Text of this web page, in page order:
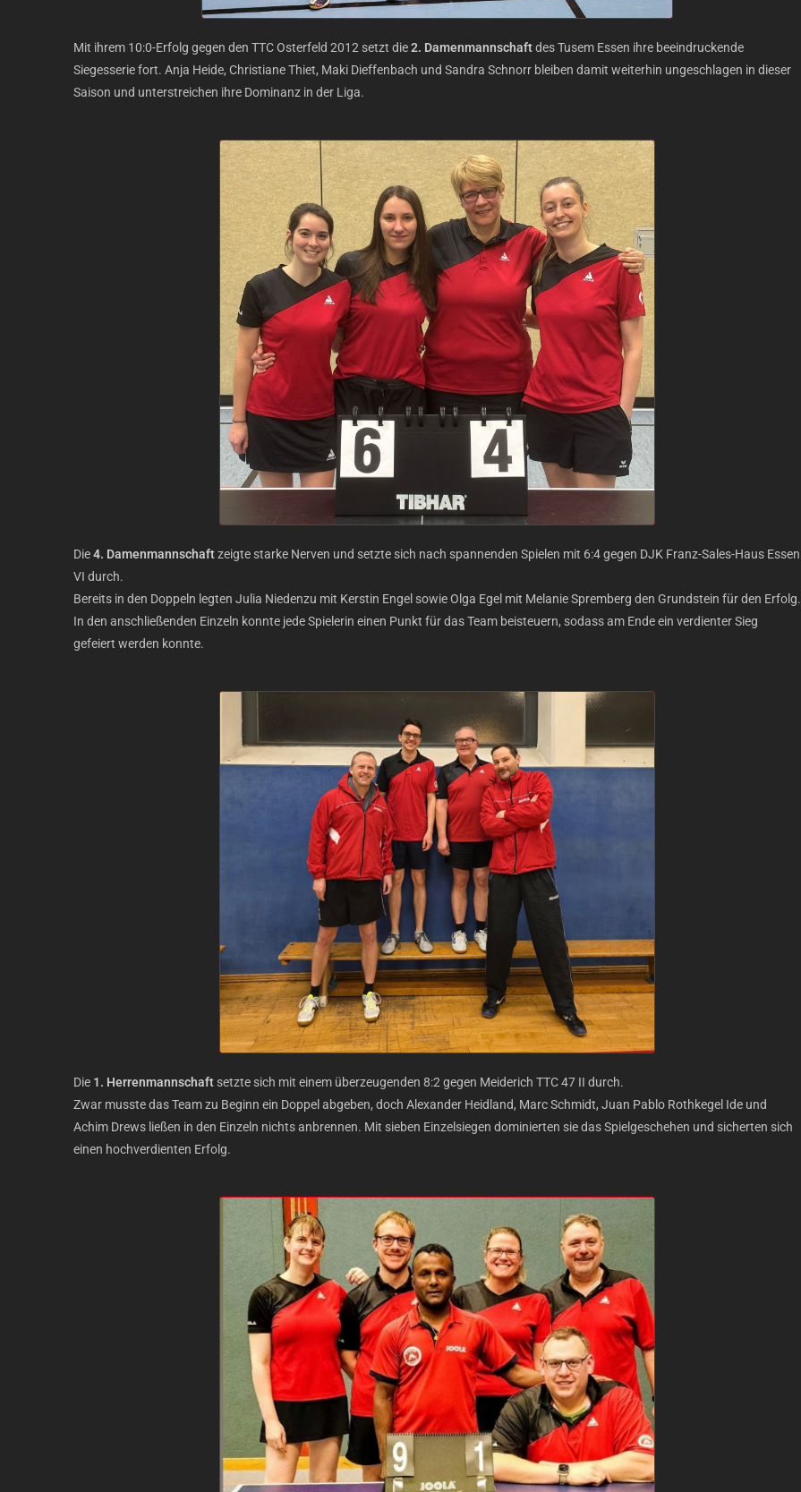
Mit ihrem 10:0-Erfolg gegen den TTC Osterfeld 2012 setzt die2. Damenmannschaftdes Tusem Essen ihre beeindruckende
Siegesserie fort. Anja Heide, Christiane Thiet, Maki Dieffenbach und Sandra Schnorr bleiben damit weiterhin ungeschlagen in dieser
Saison und unterstreichen ihre Dominanz in der Liga.
Die4. Damenmannschaftzeigte starke Nerven und setzte sich nach spannenden Spielen mit 6:4 gegen DJK Franz-Sales-Haus Essen
VI durch.
Bereits in den Doppeln legten Julia Niedenzu mit Kerstin Engel sowie Olga Egel mit Melanie Spremberg den Grundstein für den Erfolg.
In den anschließenden Einzeln konnte jede Spielerin einen Punkt für das Team beisteuern, sodass am Ende ein verdienter Sieg
gefeiert werden konnte.
Die 1. Herrenmannschaft setzte sich mit einem überzeugenden 8:2 gegen Meiderich TTC 47 II durch.
Zwar musste das Team zu Beginn ein Doppel abgeben, doch Alexander Heidland, Marc Schmidt, Juan Pablo Rothkegel Ide und
Achim Drews ließen in den Einzeln nichts anbrennen. Mit sieben Einzelsiegen dominierten sie das Spielgeschehen und sicherten sich
einen hochverdienten Erfolg.